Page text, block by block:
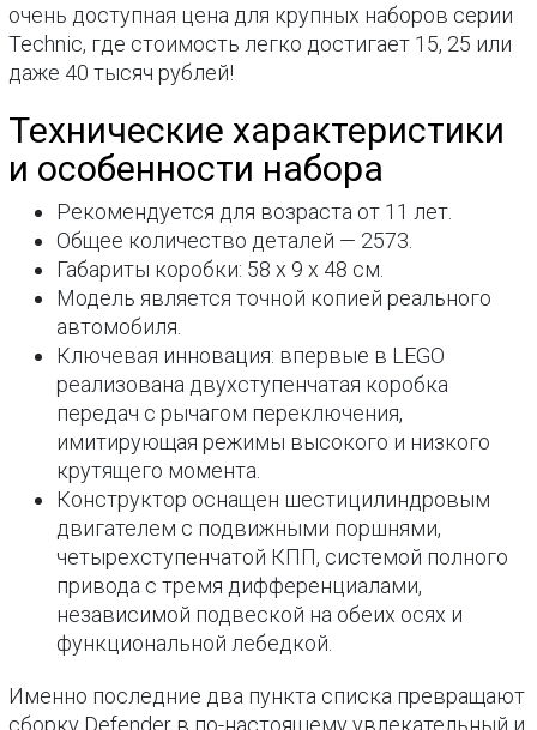
очень доступная цена для крупных наборов серии
Technic, где стоимость легко достигает 15, 25 или
даже 40 тысяч рублей!
Технические характеристики
и особенности набора
Рекомендуется для возраста от 11 лет.
Общее количество деталей — 2573.
Габариты коробки: 58 x 9 x 48 см.
Модель является точной копией реального
автомобиля.
Ключевая инновация: впервые в LEGO
реализована двухступенчатая коробка
передач с рычагом переключения,
имитирующая режимы высокого и низкого
крутящего момента.
Конструктор оснащен шестицилиндровым
двигателем с подвижными поршнями,
четырехступенчатой КПП, системой полного
привода с тремя дифференциалами,
независимой подвеской на обеих осях и
функциональной лебедкой.
Именно последние два пункта списка превращают
сборку Defender в по-настоящему увлекательный и